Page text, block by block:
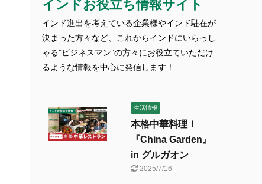
インドお役立ち情報サイト
インド進出を考えている企業様やインド駐在が
決まった方々など、これからインドにいらっし
ゃる”ビジネスマン”の方々にお役立ていただけ
るような情報を中心に発信します！
生活情報
本格中華料理！
『China Garden』
in グルガオン
2025/7/16